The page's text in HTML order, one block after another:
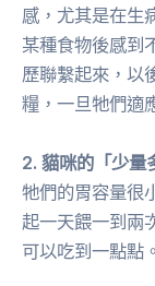
感，尤其是在生
某種食物後感到
歷聯繫起來，以
糧，一旦牠們適
2. 貓咪的「少量
牠們的胃容量很
起一天餵一到兩
可以吃到一點點